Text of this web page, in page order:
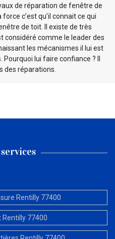
de réparation de fenêtre de
c’est qu’il connait ce qui
de toit. Il existe de très
considéré comme le leader des
les mécanismes il lui est
lui faire confiance ? Il
des réparations.
Rentilly 77400
Rentilly 77400